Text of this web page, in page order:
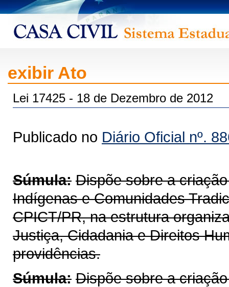
exibir Ato
Lei 17425 - 18 de Dezembro de 2012
Publicado no Diário Oficial nº.
Súmula: Dispõe sobre a
Indígenas e Comunidades
CPICT/PR, na estrutura
Justiça, Cidadania e Direitos
providências.
Súmula: Dispõe sobre a